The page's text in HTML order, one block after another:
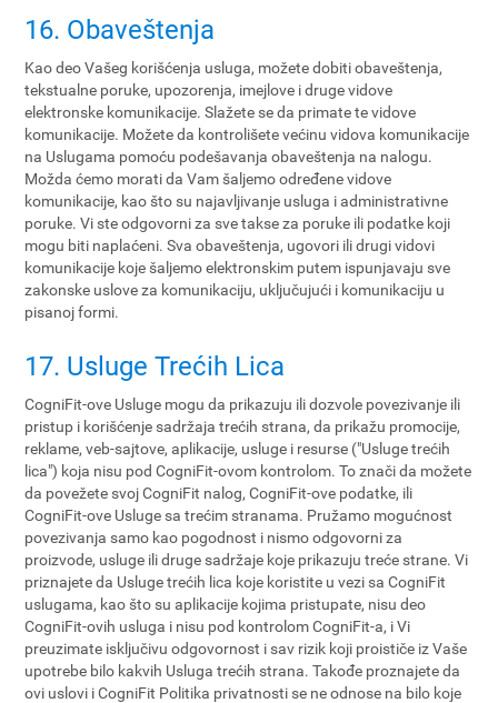
16. Obaveštenja
Kao deo Vašeg korišćenja usluga, možete dobiti obaveštenja,
tekstualne poruke, upozorenja, imejlove i druge vidove
elektronske komunikacije. Slažete se da primate te vidove
komunikacije. Možete da kontrolišete većinu vidova komunikacije
na Uslugama pomoću podešavanja obaveštenja na nalogu.
Možda ćemo morati da Vam šaljemo određene vidove
komunikacije, kao što su najavljivanje usluga i administrativne
poruke. Vi ste odgovorni za sve takse za poruke ili podatke koji
mogu biti naplaćeni. Sva obaveštenja, ugovori ili drugi vidovi
komunikacije koje šaljemo elektronskim putem ispunjavaju sve
zakonske uslove za komunikaciju, uključujući i komunikaciju u
pisanoj formi.
17. Usluge Trećih Lica
CogniFit-ove Usluge mogu da prikazuju ili dozvole povezivanje ili
pristup i korišćenje sadržaja trećih strana, da prikažu promocije,
reklame, veb-sajtove, aplikacije, usluge i resurse ("Usluge trećih
lica") koja nisu pod CogniFit-ovom kontrolom. To znači da možete
da povežete svoj CogniFit nalog, CogniFit-ove podatke, ili
CogniFit-ove Usluge sa trećim stranama. Pružamo mogućnost
povezivanja samo kao pogodnost i nismo odgovorni za
proizvode, usluge ili druge sadržaje koje prikazuju treće strane. Vi
priznajete da Usluge trećih lica koje koristite u vezi sa CogniFit
uslugama, kao što su aplikacije kojima pristupate, nisu deo
CogniFit-ovih usluga i nisu pod kontrolom CogniFit-a, i Vi
preuzimate isključivu odgovornost i sav rizik koji proističe iz Vaše
upotrebe bilo kakvih Usluga trećih strana. Takođe proznajete da
ovi uslovi i CogniFit Politika privatnosti se ne odnose na bilo koje